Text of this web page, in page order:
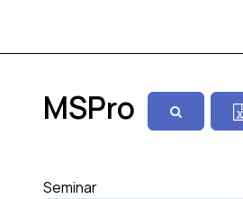
MSPro
Seminar